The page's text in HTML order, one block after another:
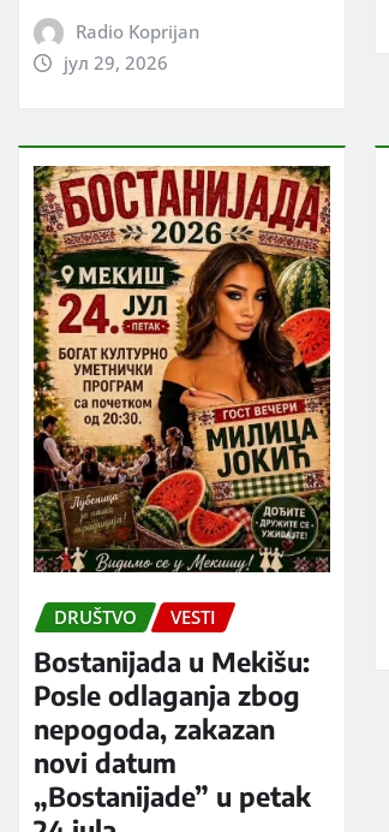
Radio Koprijan
јул 29, 2026
DRUŠTVO VESTI
Bostanijada u Mekišu:
Posle odlaganja zbog
nepogoda, zakazan
novi datum
„Bostanijade” u petak